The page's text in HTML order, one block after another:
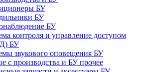
БУ
БУ
БУ
контроля и управление доступом
БУ
звукового оповещения БУ
с производства и БУ прочее